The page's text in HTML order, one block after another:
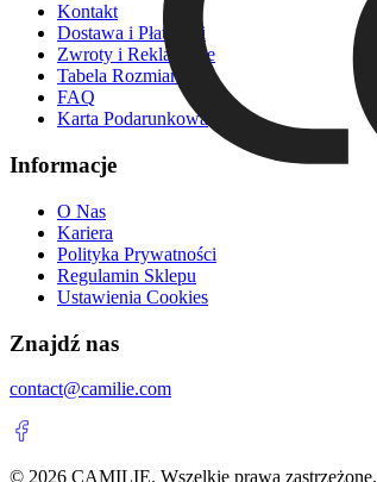
Kontakt
Dostawa i Płatności
Zwroty i Reklamacje
Tabela Rozmiarów
FAQ
Karta Podarunkowa
Informacje
O Nas
Kariera
Polityka Prywatności
Regulamin Sklepu
Ustawienia Cookies
Znajdź nas
contact@camilie.com
© 2026 CAMILIE. Wszelkie prawa zastrzeżone.